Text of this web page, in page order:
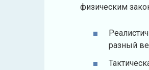
физическим
разный